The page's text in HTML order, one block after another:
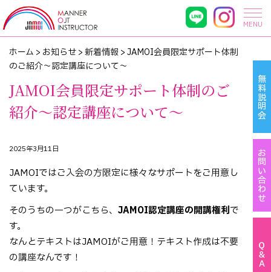
MENU
無料説明会
お問い合わせ
Ｑ＆Ａ
ホーム > お知らせ>新着情報>JAMOI会員限定サポート体制
のご紹介～認定講座について～
JAMOI会員限定サポート体制のご
紹介～認定講座について～
2025年3月11日
JAMOIではご入会の方限定に様々なサポートをご用意し
ています。
そのうちの一つがこちら、 JAMOI認定講座の開講権利で
す。
なんとテキストはJAMOIがご用意！テキスト作成は不要
の講座なんです！